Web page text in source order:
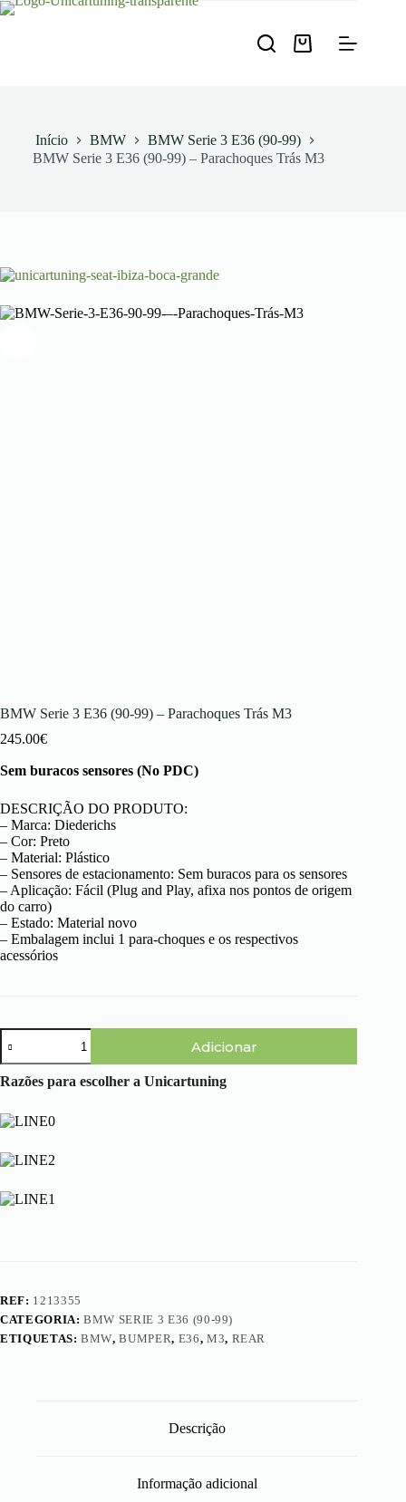
Pular
Carrinho
Início BMW
BMW Serie 3 E36 (90-99)
BMW Serie 3 E36 (90-99) – Parachoques Trás M3
BMW Serie 3 E36 (90-99) – Parachoques Trás M3
245.00€
Sem buracos sensores (No PDC)
DESCRIÇÃO DO PRODUTO:
– Marca: Diederichs
– Cor: Preto
– Material: Plástico
– Sensores de estacionamento: Sem buracos para os sensores
– Aplicação: Fácil (Plug and Play, afixa nos pontos de origem
do carro)
– Estado: Material novo
– Embalagem inclui 1 para-choques e os respectivos
acessórios
Quantidade
de
BMW
Serie
E36
(90-
–
Trás
M3
Adicionar
Razões para escolher a Unicartuning
REF: 1213355
CATEGORIA:BMW SERIE 3 E36 (90-99)
ETIQUETAS:BMW,BUMPER, E36, M3, REAR
Descrição
Informação adicional